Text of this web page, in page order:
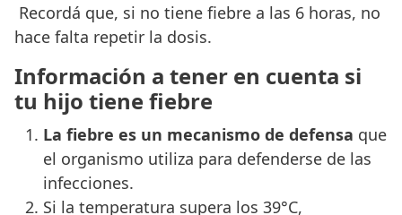
Recordá que, si no tiene fiebre a las 6 horas, no
hace falta repetir la dosis.
Información a tener en cuenta si
tu hijo tiene fiebre
La fiebre es un mecanismo de defensa que
el organismo utiliza para defenderse de las
infecciones.
Si la temperatura supera los 39°C,